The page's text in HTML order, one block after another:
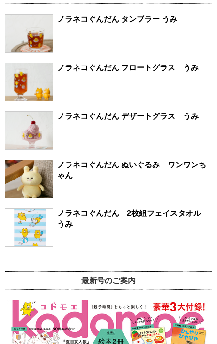
ノラネコぐんだん タンブラー うみ
ノラネコぐんだん フロートグラス うみ
ノラネコぐんだん デザートグラス うみ
ノラネコぐんだん ぬいぐるみ ワンワンち
ゃん
ノラネコぐんだん 2枚組フェイスタオル
うみ
最新号のご案内